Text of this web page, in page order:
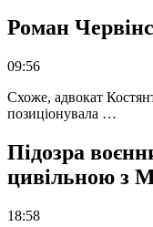
Роман
09:56
Схоже, адвокат
позиціонувала …
Підозра
цивільною з
18:58